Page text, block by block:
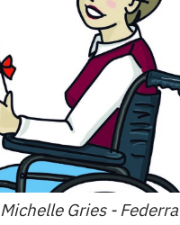
Michelle Gries -